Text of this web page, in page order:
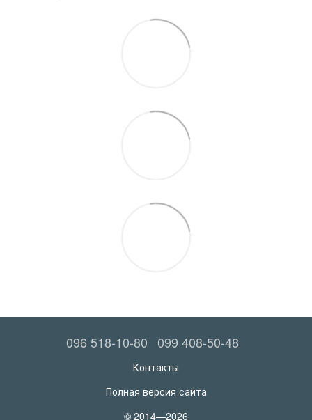
096 518-10-80 099 408-50-48
Контакты
Полная версия сайта
© 2014—2026